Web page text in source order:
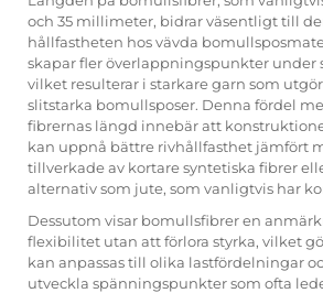
och 35 millimeter, bidrar väsentligt till
hållfastheten hos vävda
skapar fler överlappningspunkter under
vilket resulterar i starkare garn som
slitstarka bomullsposer. Denna fördel
fibrernas längd innebär att
kan uppnå bättre rivhållfasthet jämfört
tillverkade av kortare syntetiska fibrer
alternativ som jute, som vanligtvis har
Dessutom visar bomullsfibrer en
flexibilitet utan att förlora styrka, vilket
kan anpassas till olika lastfördelningar
utveckla spänningspunkter som ofta